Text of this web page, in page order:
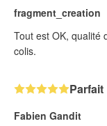
fragment_creation
Tout est OK, qualité
colis.
Parfait
Fabien Gandit